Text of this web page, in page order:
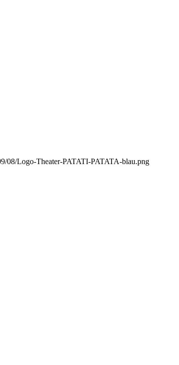
08/Logo-Theater-PATATI-PATATA-blau.png